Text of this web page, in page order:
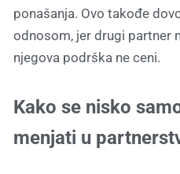
ponašanja. Ovo takođe
odnosom, jer drugi partner
njegova podrška ne ceni.
Kako se nisko
menjati u